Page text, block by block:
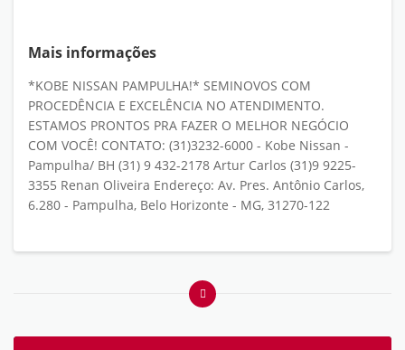
Mais informações
*KOBE NISSAN PAMPULHA!* SEMINOVOS COM
PROCEDÊNCIA E EXCELÊNCIA NO ATENDIMENTO.
ESTAMOS PRONTOS PRA FAZER O MELHOR NEGÓCIO
COM VOCÊ! CONTATO: (31)3232-6000 - Kobe Nissan -
Pampulha/ BH (31) 9 432-2178 Artur Carlos (31)9 9225-
3355 Renan Oliveira Endereço: Av. Pres. Antônio Carlos,
6.280 - Pampulha, Belo Horizonte - MG, 31270-122